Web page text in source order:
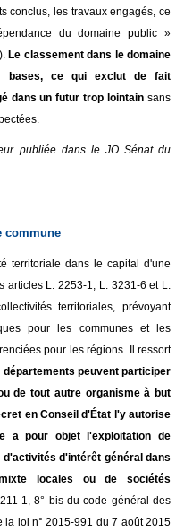
conclus, les travaux engagés, ce
du domaine public »
Le classement dans le domaine
bases, ce qui exclut de fait
dans un futur trop lointain sans
publiée dans le JO Sénat du
commune
territoriale dans le capital d'une
articles L. 2253-1, L. 3231-6 et L.
territoriales, prévoyant
pour les communes et les
pour les régions. Il ressort
départements peuvent participer
de tout autre organisme à but
en Conseil d'État l'y autorise
a pour objet l'exploitation de
d'intérêt général dans
locales ou de sociétés
1, 8° bis du code général des
la loi n° 2015-991 du 7 août 2015